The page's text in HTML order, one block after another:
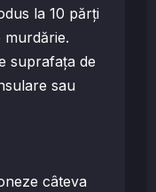
la 10 părți
de
sau
câteva